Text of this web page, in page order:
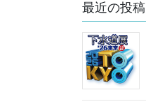
最近の投稿